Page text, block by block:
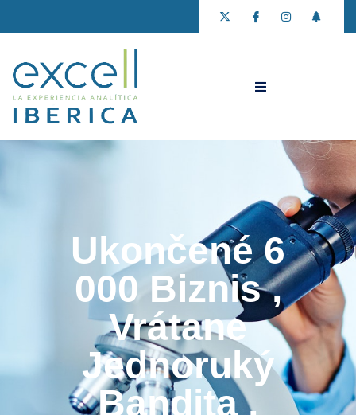
Ukončené 6
000 Biznis ,
Vrátane
Jednoruký
Bandita ,